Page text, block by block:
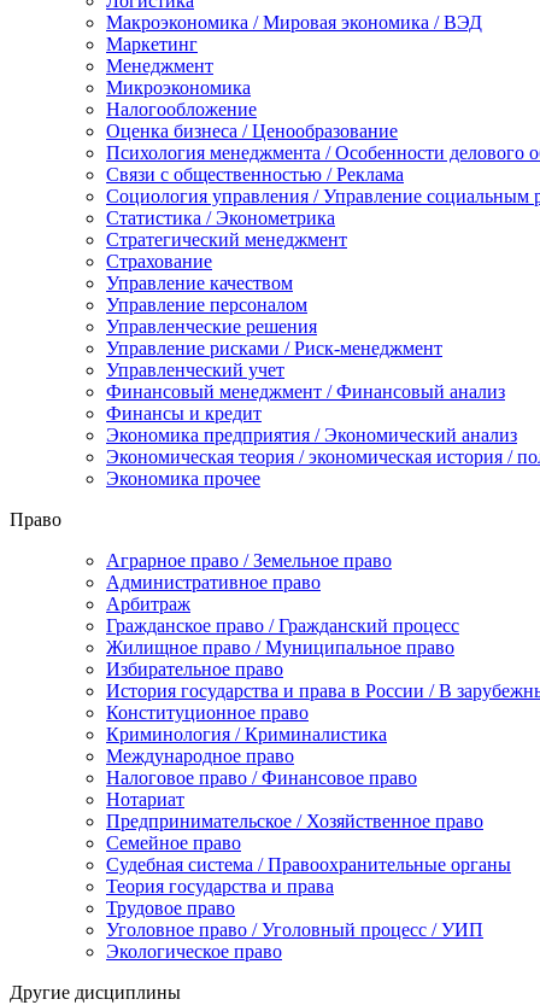
Макроэкономика / Мировая экономика / ВЭД
Маркетинг
Менеджмент
Микроэкономика
Налогообложение
Оценка бизнеса / Ценообразование
Психология менеджмента / Особенности делового
Связи с общественностью / Реклама
Социология управления / Управление социальным
Статистика / Эконометрика
Стратегический менеджмент
Страхование
Управление качеством
Управление персоналом
Управленческие решения
Управление рисками / Риск-менеджмент
Управленческий учет
Финансовый менеджмент / Финансовый анализ
Финансы и кредит
Экономика предприятия / Экономический анализ
Экономическая теория / экономическая история /
Экономика прочее
Право
Аграрное право / Земельное право
Административное право
Арбитраж
Гражданское право / Гражданский процесс
Жилищное право / Муниципальное право
Избирательное право
История государства и права в России / В
Конституционное право
Криминология / Криминалистика
Международное право
Налоговое право / Финансовое право
Нотариат
Предпринимательское / Хозяйственное право
Семейное право
Судебная система / Правоохранительные органы
Теория государства и права
Трудовое право
Уголовное право / Уголовный процесс / УИП
Экологическое право
Другие дисциплины